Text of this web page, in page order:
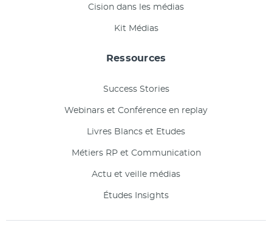
Cision dans les médias
Kit Médias
Ressources
Success Stories
Webinars et Conférence en replay
Livres Blancs et Etudes
Métiers RP et Communication
Actu et veille médias
Études Insights